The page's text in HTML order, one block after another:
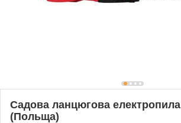
Садова ланцюгова електропила
(Польща)